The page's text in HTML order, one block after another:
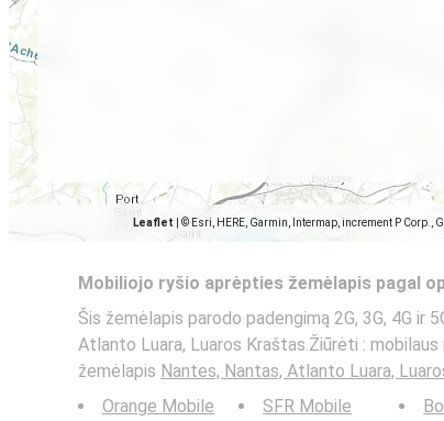
Leaflet © Esri, HERE, Garmin, Intermap, increment P Corp.,
Mobiliojo ryšio aprėpties žemėlapis pagal
Šis žemėlapis parodo padengimą 2G, 3G, 4G ir
Atlanto Luara, Luaros Kraštas.Žiūrėti :
žemėlapis Nantes, Nantas, Atlanto Luara,
Orange Mobile
SFR Mobile